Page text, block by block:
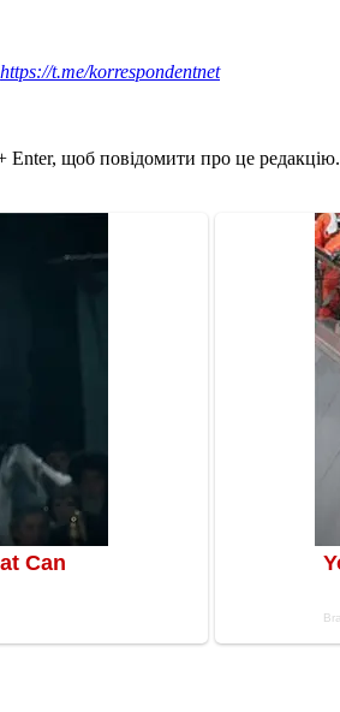
https://t.me/korrespondentnet
Enter, щоб повідомити про це редакцію.